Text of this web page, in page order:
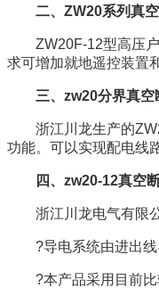
二、 ZW20系列真
ZW20F-12型高压
求可增加就地遥控装置
三、 zw20分界真空
浙江川龙生产的
功能。可以实现配电线
四、 zw20-12真空
浙江川龙电气有限
?导电系统由进出
?本产品采用目前